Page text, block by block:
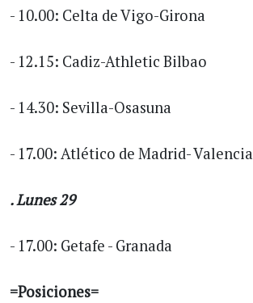
- 10.00: Celta de Vigo-Girona
- 12.15: Cadiz-Athletic Bilbao
- 14.30: Sevilla-Osasuna
- 17.00: Atlético de Madrid- Valencia
. Lunes 29
- 17.00: Getafe - Granada
=Posiciones=